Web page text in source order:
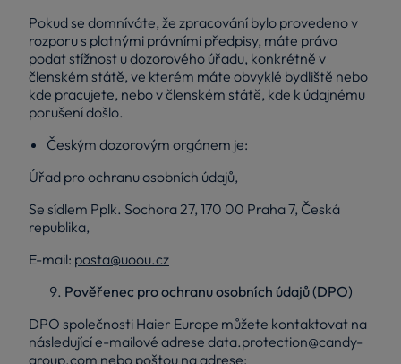
Pokud se domníváte, že zpracování bylo provedeno v
rozporu s platnými právními předpisy, máte právo
podat stížnost u dozorového úřadu, konkrétně v
členském státě, ve kterém máte obvyklé bydliště nebo
kde pracujete, nebo v členském státě, kde k údajnému
porušení došlo.
Českým dozorovým orgánem je:
Úřad pro ochranu osobních údajů,
Se sídlem Pplk. Sochora 27, 170 00 Praha 7, Česká
republika,
E-mail: posta@uoou.cz
Pověřenec pro ochranu osobních údajů (DPO)
DPO společnosti Haier Europe můžete kontaktovat na
následující e-mailové adrese data.protection@candy-
group.com nebo poštou na adrese: